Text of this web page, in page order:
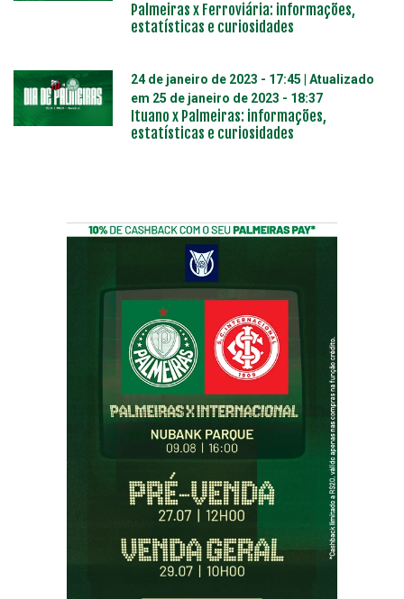
Palmeiras x Ferroviária: informações,
estatísticas e curiosidades
24 de janeiro de 2023 - 17:45 | Atualizado
em 25 de janeiro de 2023 - 18:37
Ituano x Palmeiras: informações,
estatísticas e curiosidades